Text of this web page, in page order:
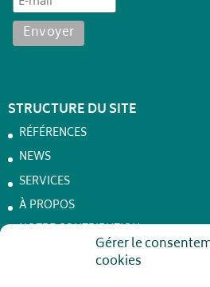
Gérer le
cookies
STRUCTURE DU SITE
RÉFÉRENCES
NEWS
SERVICES
À PROPOS
NOTRE CONTRIBUTION
Achêne – Batteries de stockage